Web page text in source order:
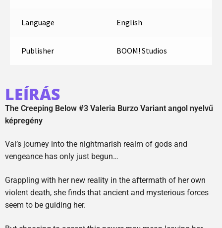
Language English
Publisher BOOM! Studios
LEÍRÁS
The Creeping Below #3 Valeria Burzo Variant angol nyelvű
képregény
Val’s journey into the nightmarish realm of gods and
vengeance has only just begun…
Grappling with her new reality in the aftermath of her own
violent death, she finds that ancient and mysterious forces
seem to be guiding her.